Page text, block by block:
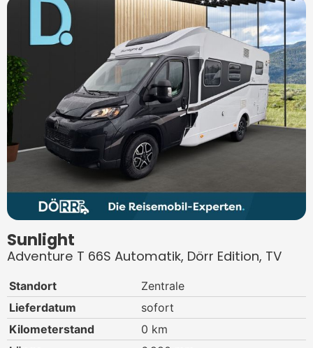
Sunlight
Adventure T 66S Automatik, Dörr Edition, TV
Standort
Zentrale
Lieferdatum
sofort
Kilometerstand
0 km